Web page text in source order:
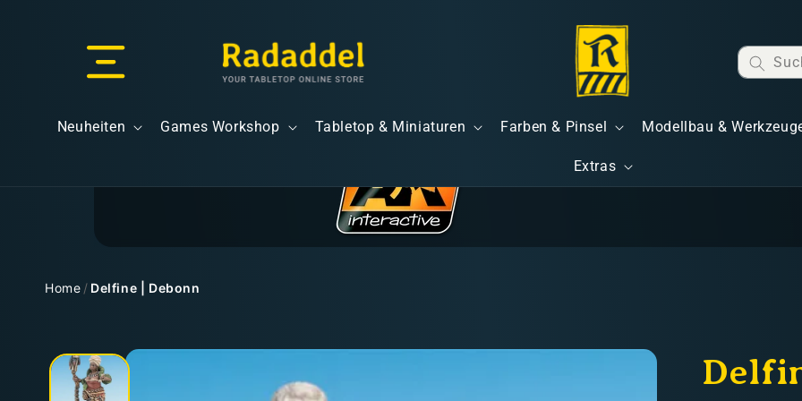
Neuheiten Games Workshop Tabletop & Miniaturen Farben & Pinsel Modellbau &
Extras
Home / Delfine | Debonn
Zu
Produktinformationen
springen
Kostenloser Versand